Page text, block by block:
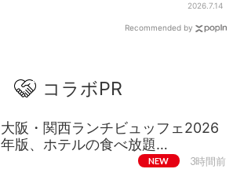
2026.7.14
Recommended by
コラボPR
大阪・関西ランチビュッフェ2026
年版、ホテルの食べ放題…
NEW 3時間前